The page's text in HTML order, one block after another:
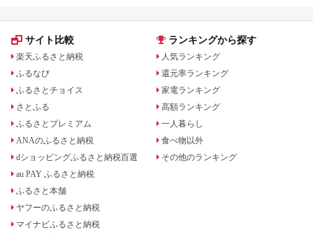
サイト比較
楽天ふるさと納税
ふるなび
ふるさとチョイス
さとふる
ふるさとプレミアム
ANAのふるさと納税
dショッピングふるさと納税百選
au PAY ふるさと納税
ふるさと本舗
ヤフーのふるさと納税
マイナビふるさと納税
ランキングから探す
人気ランキング
還元率ランキング
家電ランキング
高額ランキング
一人暮らし
食べ物以外
その他のランキング